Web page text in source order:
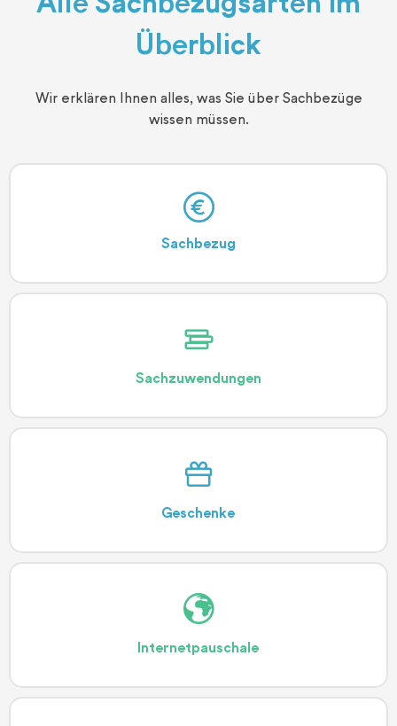
Überblick
Wir erklären Ihnen alles, was Sie über Sachbezüge
wissen müssen.
Sachbezug
Sachzu­wendungen
Geschenke
Internet­pauschale